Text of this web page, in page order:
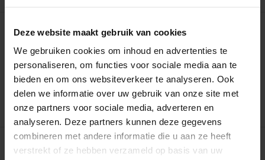
Deze website maakt gebruik van cookies
We gebruiken cookies om inhoud en advertenties te
personaliseren, om functies voor sociale media aan te
bieden en om ons websiteverkeer te analyseren. Ook
delen we informatie over uw gebruik van onze site met
onze partners voor sociale media, adverteren en
analyseren. Deze partners kunnen deze gegevens
combineren met andere informatie die u aan ze heeft
verstrekt of ze hebben verzameld op basis van uw
Heerlijk droparoma
Zachte structuur
Beetje klein
Gerelateerde producten